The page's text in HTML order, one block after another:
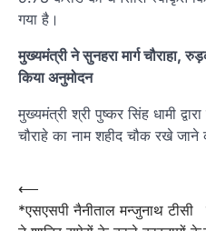
गया है।
मुख्यमंत्री ने सुनहरा मार्ग चौराहा,
किया अनुमोदन
मुख्यमंत्री श्री पुष्कर सिंह धामी
चौराहे का नाम शहीद चौक रखे जाने
Post
navigation
⟵
*एसएसपी नैनीताल मन्जुनाथ टीसी